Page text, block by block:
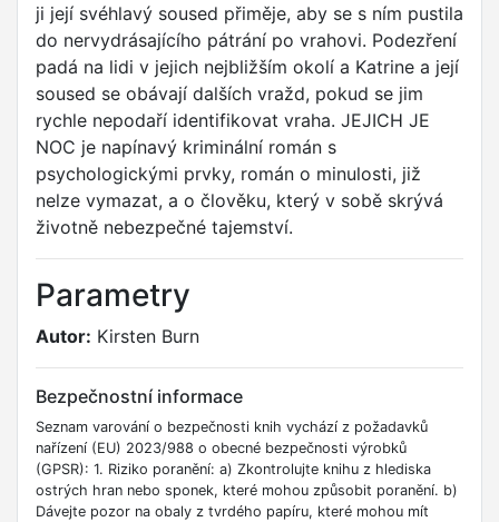
ji její svéhlavý soused přiměje, aby se s ním pustila
do nervydrásajícího pátrání po vrahovi. Podezření
padá na lidi v jejich nejbližším okolí a Katrine a její
soused se obávají dalších vražd, pokud se jim
rychle nepodaří identifikovat vraha. JEJICH JE
NOC je napínavý kriminální román s
psychologickými prvky, román o minulosti, již
nelze vymazat, a o člověku, který v sobě skrývá
životně nebezpečné tajemství.
Parametry
Autor: Kirsten Burn
Bezpečnostní informace
Seznam varování o bezpečnosti knih vychází z požadavků
nařízení (EU) 2023/988 o obecné bezpečnosti výrobků
(GPSR): 1. Riziko poranění: a) Zkontrolujte knihu z hlediska
ostrých hran nebo sponek, které mohou způsobit poranění. b)
Dávejte pozor na obaly z tvrdého papíru, které mohou mít